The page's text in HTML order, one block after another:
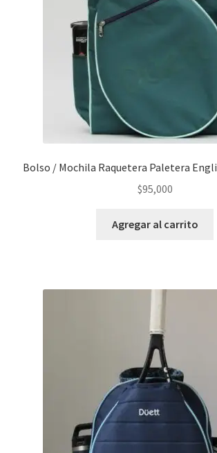
Bolso / Mochila Raquetera Paletera
$95,000
Agregar al carrito